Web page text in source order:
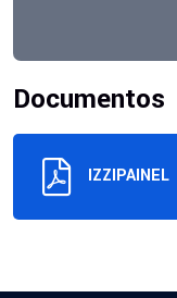
Documentos
IZZIPAINEL